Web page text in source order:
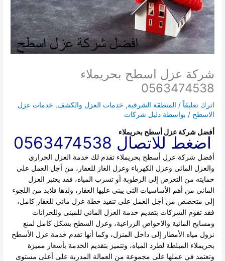
شركة عزل اسطح بحريملاء
0563474538
اترك تعليقاً / المنطقة الشرقية, خدمات العزل والكشف, خدمات عزل
الاسطح / بواسطة دليل شركات
أفضل شركة عزل أسطح بحريملاء
اضغط للاتصال 0563474538
أفضل شركة عزل أسطح بحريملاء تقدم لك خدمة العزل الحراري
والعزل المائي وعزل الكهرباء وعزل الغاز للعقار، من أجل العمل على
حمايته من التعرض إلى الرطوبة أو تسرب المياه، فقد يعتبر العزل
المائي من أهم الأساسيات التي يبنى عليها العقار، ولذها فلابد من اللجوء
إلى متخصص من أجل العمل على تنفيذ خطة عزل مائي للعقار كامل،
فقد تقوم الشركات بتقديم خدمة العزل المائي للمبنى وللخزانات
ومسابح المائية والاحواض الزراعية، وعزل السطح بشكل كامل لمنع
نزول مياه الأمطار إلى داخل المنزل، وكما أنها تقدم خدمة عزل الأسطح
بحريملاء المبلطة لطرد المياه، وتتميز بتقديم الخدمة بأسعار مميزة
وتعتمد في عملها على مجموعة من العمالة المدربة على أعلى مستوى